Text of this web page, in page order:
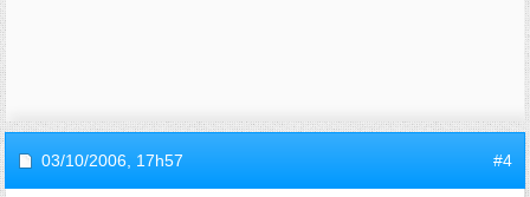
03/10/2006, 17h57 #4